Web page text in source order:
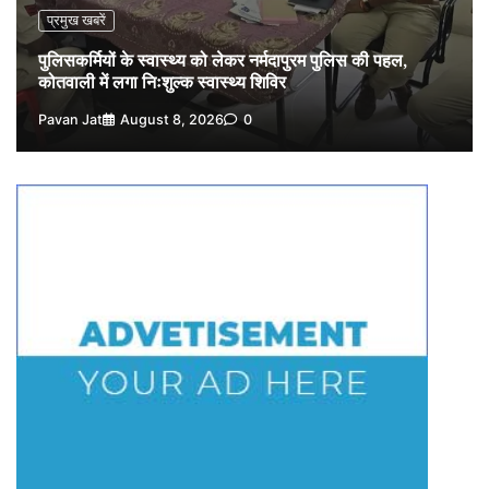
प्रमुख खबरें
पुलिसकर्मियों के स्वास्थ्य को लेकर नर्मदापुरम पुलिस की पहल,
कोतवाली में लगा निःशुल्क स्वास्थ्य शिविर
Pavan Jat August 8, 2026 0